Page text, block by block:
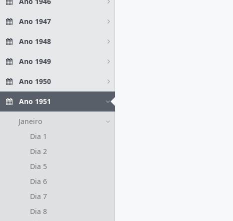
Ano 1947
Ano 1948
Ano 1949
Ano 1950
Ano 1951
Janeiro
Dia 1
Dia 2
Dia 5
Dia 6
Dia 7
Dia 8